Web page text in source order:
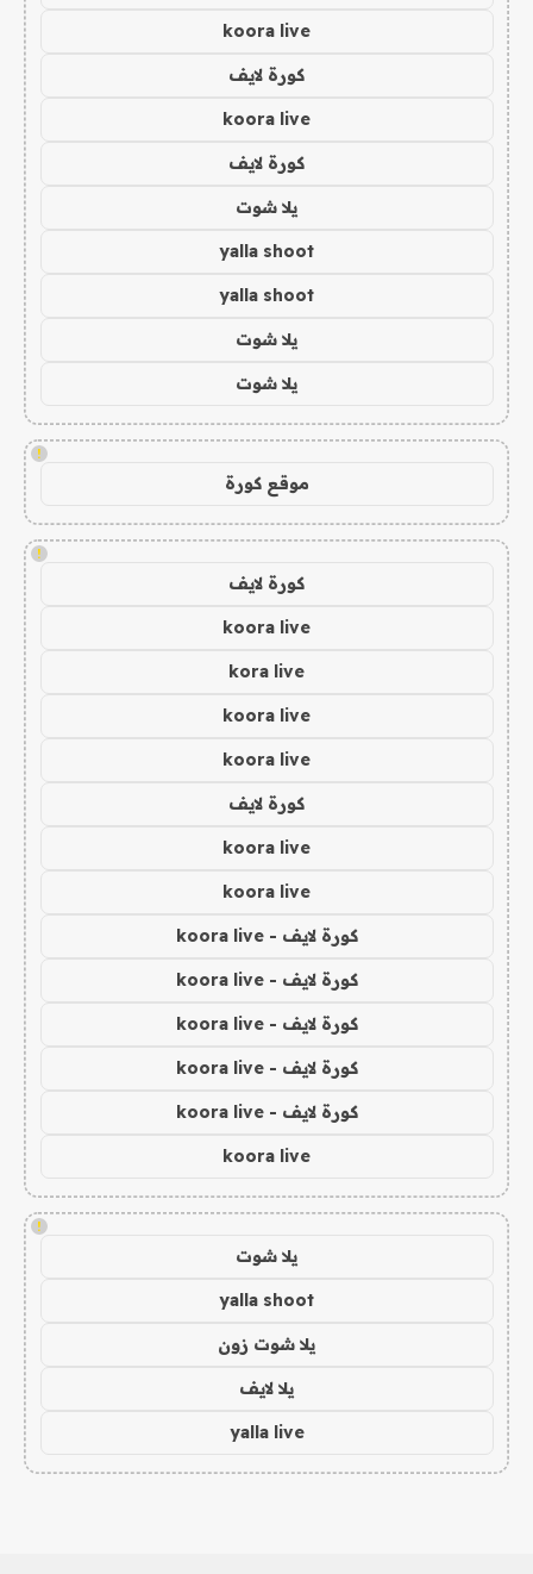
koora live
كورة لايف
koora live
كورة لايف
يلا شوت
yalla shoot
yalla shoot
يلا شوت
يلا شوت
!
موقع كورة
!
كورة لايف
koora live
kora live
koora live
koora live
كورة لايف
koora live
koora live
كورة لايف - koora live
كورة لايف - koora live
كورة لايف - koora live
كورة لايف - koora live
كورة لايف - koora live
koora live
!
يلا شوت
yalla shoot
يلا شوت زون
يلا لايف
yalla live